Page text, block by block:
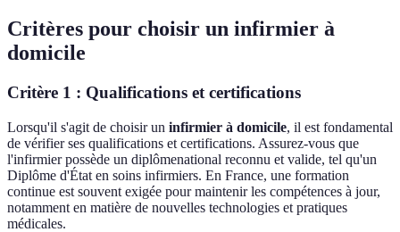
Critères pour choisir un infirmier à
domicile
Critère 1 : Qualifications et certifications
Lorsqu'il s'agit de choisir un infirmier à domicile, il est fondamental
de vérifier ses qualifications et certifications. Assurez-vous que
l'infirmier possède un diplômenational reconnu et valide, tel qu'un
Diplôme d'État en soins infirmiers. En France, une formation
continue est souvent exigée pour maintenir les compétences à jour,
notamment en matière de nouvelles technologies et pratiques
médicales.